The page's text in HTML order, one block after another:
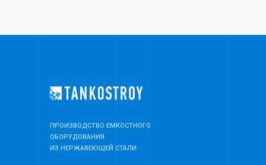
ПРОИЗВОДСТВО ЕМКОСТНОГО
ОБОРУДОВАНИЯ
ИЗ НЕРЖАВЕЮЩЕЙ СТАЛИ